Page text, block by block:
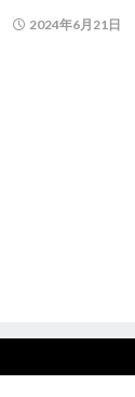
2024年6月21日